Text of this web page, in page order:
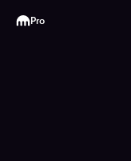
Kraken
Pro